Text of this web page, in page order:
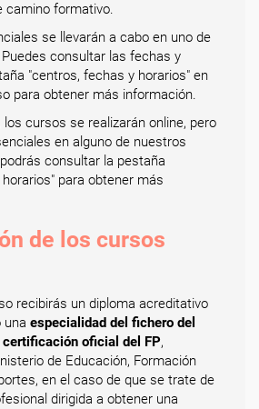
camino formativo.
se llevarán a cabo en uno de
consultar las fechas y
"centros, fechas y horarios" en
para obtener más información.
cursos se realizarán online, pero
en alguno de nuestros
consultar la pestaña
para obtener más
de los cursos
recibirás un diploma acreditativo
una especialidad del fichero del
certificación oficial del FP,
de Educación, Formación
en el caso de que se trate de
dirigida a obtener una